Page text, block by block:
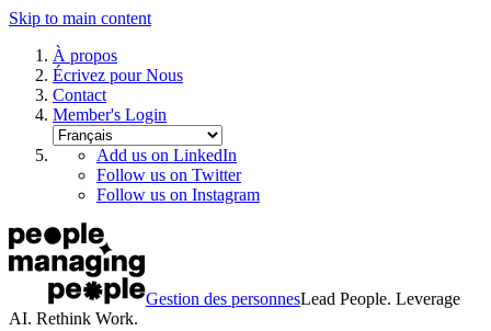
Skip to main content
À propos
Écrivez pour Nous
Contact
Member's Login
Add us on LinkedIn
Follow us on Twitter
Follow us on Instagram
Gestion des personnesLead People. Leverage
AI. Rethink Work.